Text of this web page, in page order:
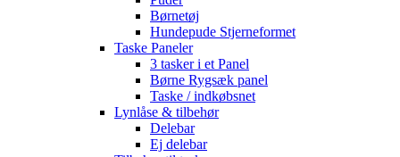
Børnetøj
Hundepude Stjerneformet
Taske Paneler
3 tasker i et Panel
Børne Rygsæk panel
Taske / indkøbsnet
Lynlåse & tilbehør
Delebar
Ej delebar